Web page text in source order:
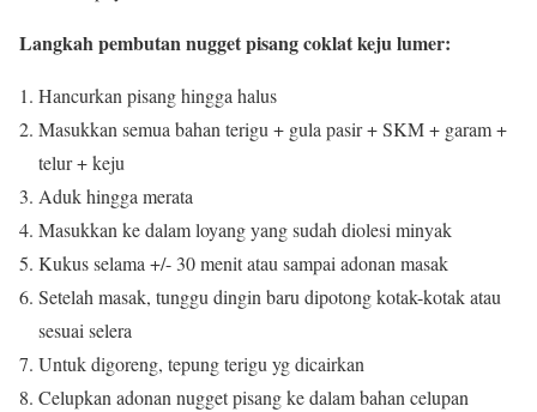
Langkah pembutan nugget pisang coklat keju lumer:
Hancurkan pisang hingga halus
Masukkan semua bahan terigu + gula pasir + SKM + garam +
telur + keju
Aduk hingga merata
Masukkan ke dalam loyang yang sudah diolesi minyak
Kukus selama +/- 30 menit atau sampai adonan masak
Setelah masak, tunggu dingin baru dipotong kotak-kotak atau
sesuai selera
Untuk digoreng, tepung terigu yg dicairkan
Celupkan adonan nugget pisang ke dalam bahan celupan